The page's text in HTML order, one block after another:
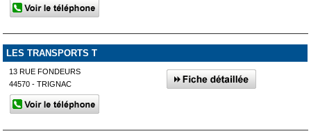
LES TRANSPORTS T
13 RUE FONDEURS
44570 - TRIGNAC